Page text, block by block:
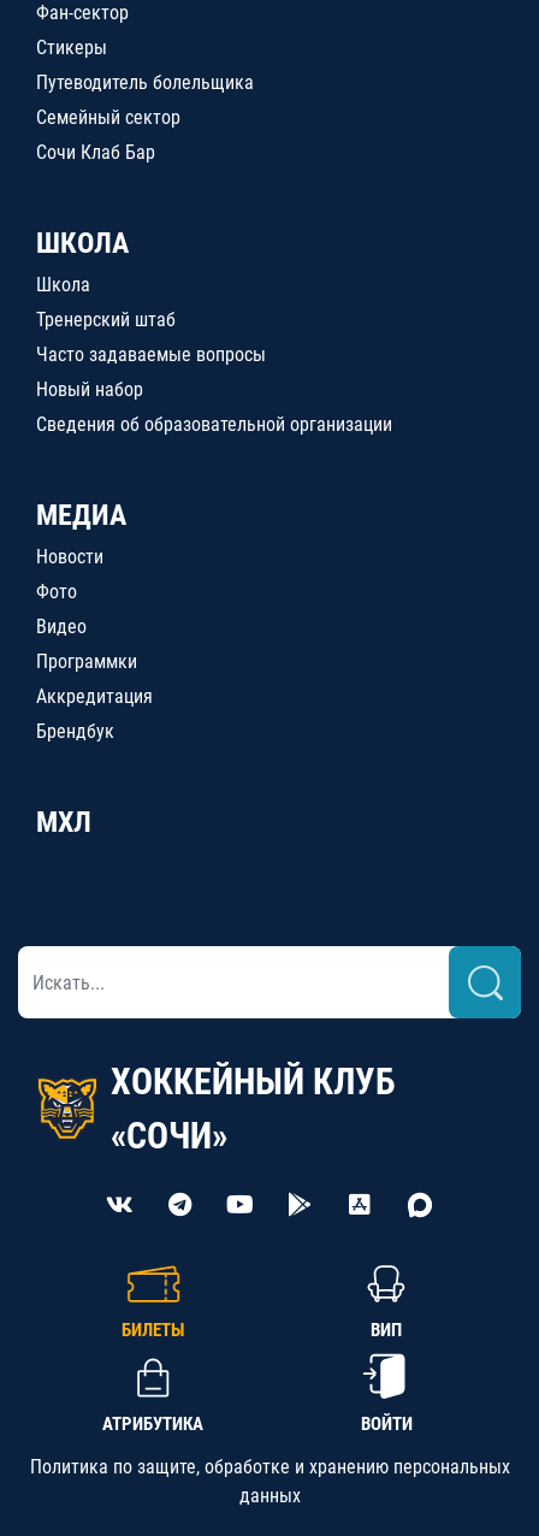
Фан-сектор
Стикеры
Путеводитель болельщика
Семейный сектор
Сочи Клаб Бар
ШКОЛА
Школа
Тренерский штаб
Часто задаваемые вопросы
Новый набор
Сведения об образовательной организации
МЕДИА
Новости
Фото
Видео
Программки
Аккредитация
Брендбук
МХЛ
ХОККЕЙНЫЙ КЛУБ
«СОЧИ»
БИЛЕТЫ ВИП
АТРИБУТИКА ВОЙТИ
Политика по защите, обработке и хранению персональных
данных